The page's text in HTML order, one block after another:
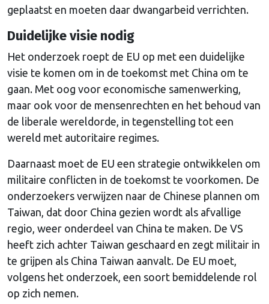
geplaatst en moeten daar dwangarbeid verrichten.
Duidelijke visie nodig
Het onderzoek roept de EU op met een duidelijke
visie te komen om in de toekomst met China om te
gaan. Met oog voor economische samenwerking,
maar ook voor de mensenrechten en het behoud van
de liberale wereldorde, in tegenstelling tot een
wereld met autoritaire regimes.
Daarnaast moet de EU een strategie ontwikkelen om
militaire conflicten in de toekomst te voorkomen. De
onderzoekers verwijzen naar de Chinese plannen om
Taiwan, dat door China gezien wordt als afvallige
regio, weer onderdeel van China te maken. De VS
heeft zich achter Taiwan geschaard en zegt militair in
te grijpen als China Taiwan aanvalt. De EU moet,
volgens het onderzoek, een soort bemiddelende rol
op zich nemen.